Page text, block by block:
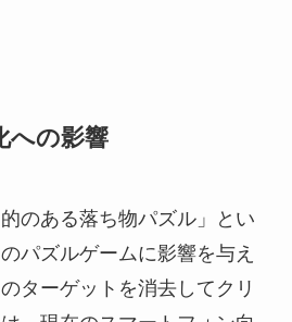
への影響
のある落ち物パズル」とい
パズルゲームに影響を与え
ターゲットを消去してクリ